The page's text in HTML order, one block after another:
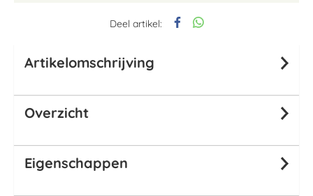
Deel artikel:
Artikelomschrijving
Overzicht
Eigenschappen